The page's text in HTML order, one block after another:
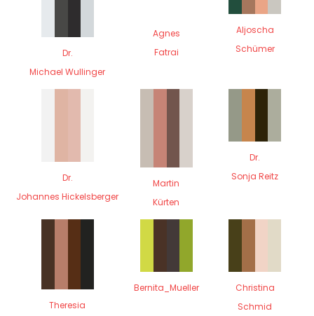
Dr.
Michael Wullinger
Agnes
Fatrai
Aljoscha
Schümer
Dr.
Johannes Hickelsberger
Martin
Kürten
Dr.
Sonja Reitz
Theresia
Bernita_Mueller
Christina
Schmid